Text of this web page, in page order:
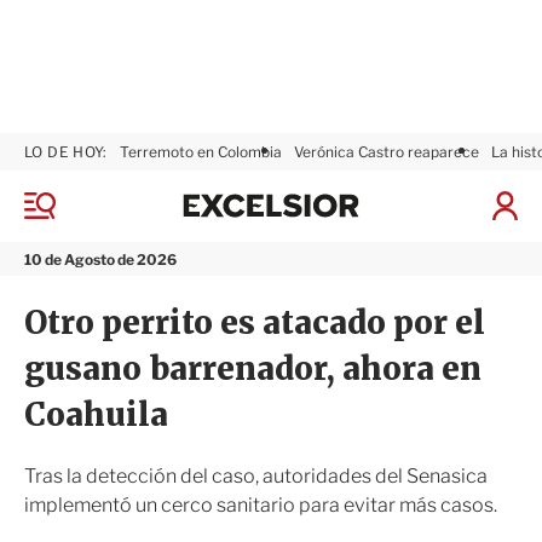
M
n
10 de Agosto de 2026
LO DE HOY: Terremoto en Colombia Verónica Castro reaparece La
I
x
s
i
o
r
Otro perrito es atacado por el
gusano barrenador, ahora en
Coahuila
Tras la detección del caso, autoridades del Senasica
implementó un cerco sanitario para evitar más casos.